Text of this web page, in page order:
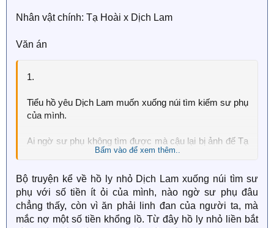
***
Sau đó không lâu..
mình một cái hộ khẩu để đi học cao trung, ngồi trong
đại học.
đang giới thiệu bạn học mới.
xem hắn là giáo thảo, còn nói giáo thảo chỗ nào cũng
tốt, chỉ là nhìn qua quá lãnh đạm.
Diệp Lan: "Hắn không có lãnh đạm đâu!" (￢_￢;)
Nhân vật chính: Tạ Hoài x Dịch Lam
Văn án
1.
Tiểu hồ yêu Dịch Lam muốn xuống núi tìm kiếm sư phụ
của mình.
Ai ngờ sư phụ không tìm được mà cậu lại bị ảnh đế Tạ
Hoài nhặt về nhà, còn bất cẩn ăn luôn linh đan của Tạ
Thấy một chuỗi số không trên bảng giá, hồ ly nghèo liền
đờ ra.
Bấm vào để xem thêm..
Bộ truyện kể về hồ ly nhỏ Dịch Lam xuống núi tìm sư
phụ với số tiền ít ỏi của mình, nào ngờ sư phụ đâu
chẳng thấy, còn vì ăn phải linh đan của người ta, mà
mắc nợ một số tiền khổng lồ. Từ đây hồ ly nhỏ liền bắt